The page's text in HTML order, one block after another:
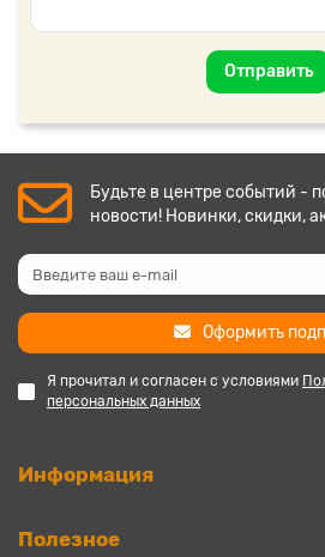
Отправить
Будьте в центре событий -
новости! Новинки, скидки,
Оформить
Я прочитал и согласен с условиями
персональных данных
Информация
Полезное